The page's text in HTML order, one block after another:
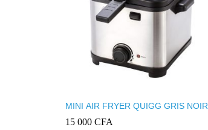
MINI AIR FRYER QUIGG GRIS NOIR
GTDFM 01
15 000 CFA